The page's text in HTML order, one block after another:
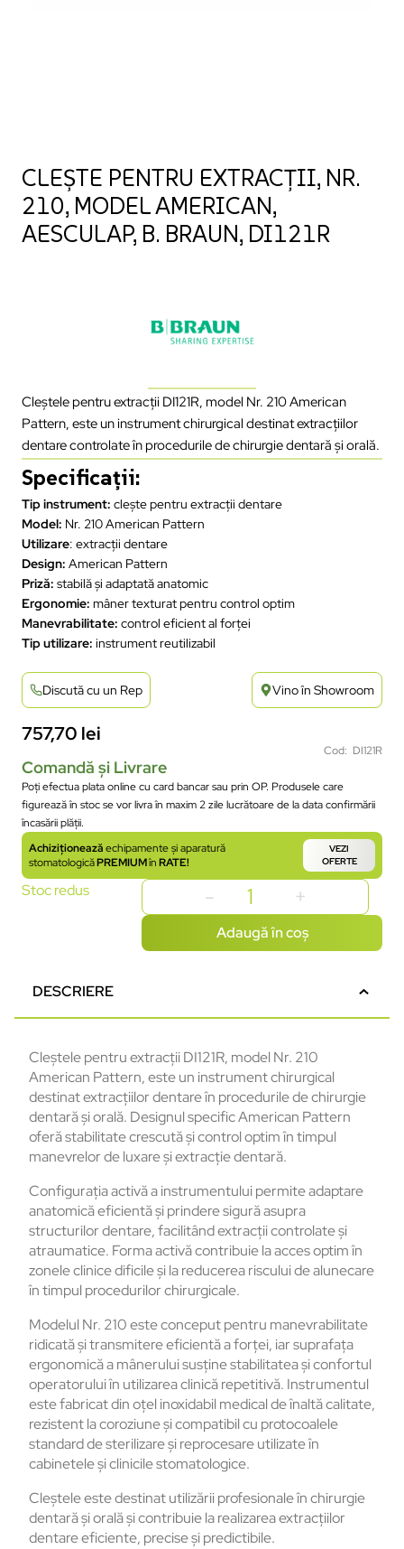
CLEȘTE PENTRU EXTRACȚII, NR.
210, MODEL AMERICAN,
AESCULAP, B. BRAUN, DI121R
Cleștele pentru extracții DI121R, model Nr. 210 American
Pattern, este un instrument chirurgical destinat extracțiilor
dentare controlate în procedurile de chirurgie dentară și orală.
Specificații:
Tip instrument: clește pentru extracții dentare
Model: Nr. 210 American Pattern
Utilizare: extracții dentare
Design: American Pattern
Priză: stabilă și adaptată anatomic
Ergonomie: mâner texturat pentru control optim
Manevrabilitate: control eficient al forței
Tip utilizare: instrument reutilizabil
Discută cu un Rep Vino în Showroom
757,70 lei
Cod: DI121R
Comandă și Livrare
Poți efectua plata online cu card bancar sau prin OP. Produsele care
figurează în stoc se vor livra în maxim 2 zile lucrătoare de la data confirmării
încasării plății.
Achiziționeazăechipamente și aparatură
stomatologicăPREMIUMînRATE!
VEZI
OFERTE
Stoc redus
Adaugă în coș
DESCRIERE
Cleștele pentru extracții DI121R, model Nr. 210
American Pattern, este un instrument chirurgical
destinat extracțiilor dentare în procedurile de chirurgie
dentară și orală. Designul specific American Pattern
oferă stabilitate crescută și control optim în timpul
manevrelor de luxare și extracție dentară.
Configurația activă a instrumentului permite adaptare
anatomică eficientă și prindere sigură asupra
structurilor dentare, facilitând extracții controlate și
atraumatice. Forma activă contribuie la acces optim în
zonele clinice dificile și la reducerea riscului de alunecare
în timpul procedurilor chirurgicale.
Modelul Nr. 210 este conceput pentru manevrabilitate
ridicată și transmitere eficientă a forței, iar suprafața
ergonomică a mânerului susține stabilitatea și confortul
operatorului în utilizarea clinică repetitivă. Instrumentul
este fabricat din oțel inoxidabil medical de înaltă calitate,
rezistent la coroziune și compatibil cu protocoalele
standard de sterilizare și reprocesare utilizate în
cabinetele și clinicile stomatologice.
Cleștele este destinat utilizării profesionale în chirurgie
dentară și orală și contribuie la realizarea extracțiilor
dentare eficiente, precise și predictibile.